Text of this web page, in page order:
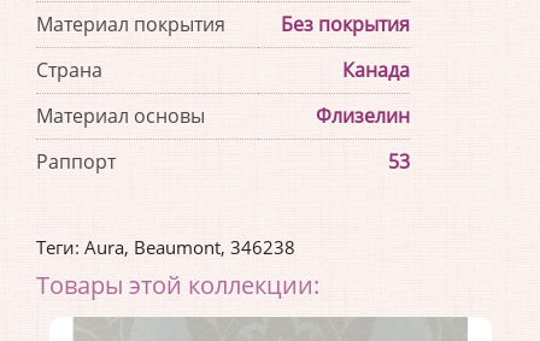
Материал покрытия
Без покрытия
Страна
Канада
Материал основы
Флизелин
Раппорт
53
Теги: Aura, Beaumont, 346238
Товары этой коллекции: